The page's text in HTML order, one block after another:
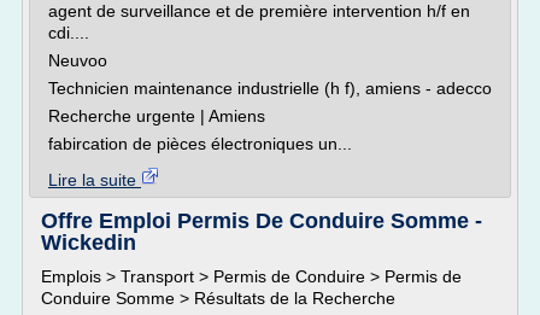
agent de surveillance et de première intervention h/f en
cdi....
Neuvoo
Technicien maintenance industrielle (h f), amiens - adecco
Recherche urgente | Amiens
fabircation de pièces électroniques un...
Lire la suite
Offre Emploi Permis De Conduire Somme -
Wickedin
Emplois > Transport > Permis de Conduire > Permis de
Conduire Somme > Résultats de la Recherche